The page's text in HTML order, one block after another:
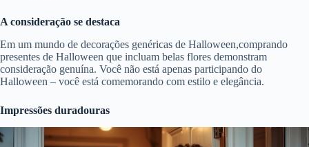
A consideração se destaca
Em um mundo de decorações genéricas de Halloween,comprando
presentes de Halloween que incluam belas flores demonstram
consideração genuína. Você não está apenas participando do
Halloween – você está comemorando com estilo e elegância.
Impressões duradouras